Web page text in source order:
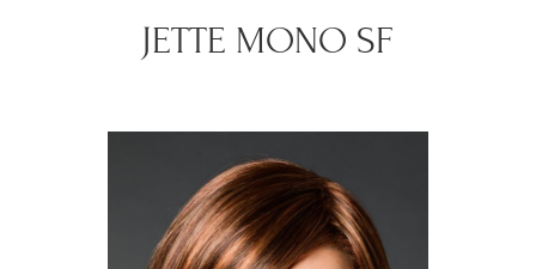
JETTE MONO SF